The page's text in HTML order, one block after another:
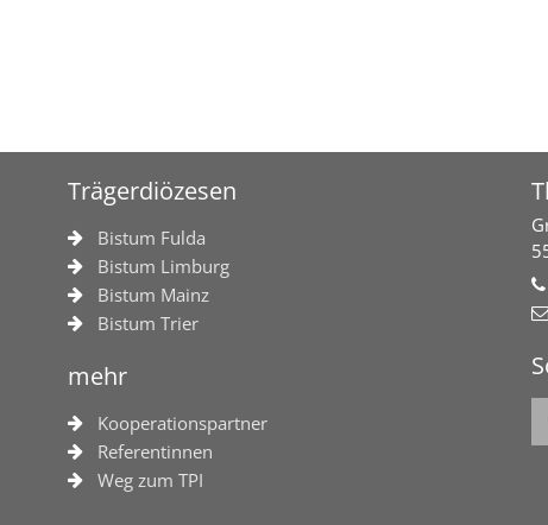
Trägerdiözesen
Bistum Fulda
Bistum Limburg
Bistum Mainz
Bistum Trier
mehr
Kooperationspartner
Referentinnen
Weg zum TPI